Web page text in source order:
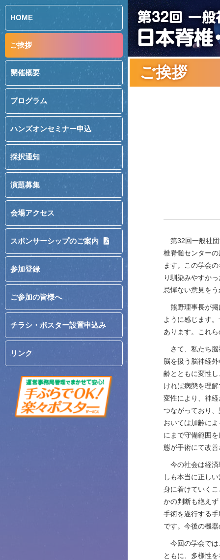
HOME
ご挨拶
開催概要
プログラム
ハンズオンセミナー申込
採択通知
演題募集
会場アクセス
スポンサーシップのご案内
参加登録
ご参加の皆様へ
チラシ・ポスター設置申込み
リンク
ご挨拶
第32回一般社団
椎脊髄センター
ます。この学会
り馴染みやすか
忌憚ない意見を
熊野理事長が掲
ように感じます
あります。これ
さて、私たち脳
脳を扱う脳神経
齢とともに変性
ければ病態を理
変性により、神
つながっており
おいては加齢に
にまで守備範囲
態が手術にて改
今の社会は経済
しも本当に正し
身に着けていく
かの判断も絶え
手術を遂行する
です。今後の機
今回の学会では
ともに、多様性